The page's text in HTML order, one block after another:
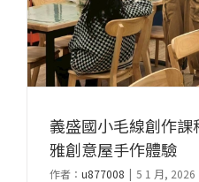
義盛國小毛線創作
雅創意屋手作體驗
作者： u877008 | 5 1 月, 2026